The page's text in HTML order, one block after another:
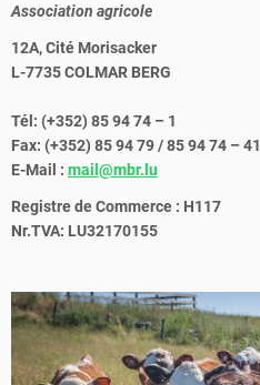
Association agricole
12A, Cité Morisacker
L-7735 COLMAR BERG
Tél: (+352) 85 94 74 – 1
Fax: (+352) 85 94 79 / 85 94 74 – 41
E-Mail : mail@mbr.lu
Registre de Commerce : H117
Nr.TVA: LU32170155